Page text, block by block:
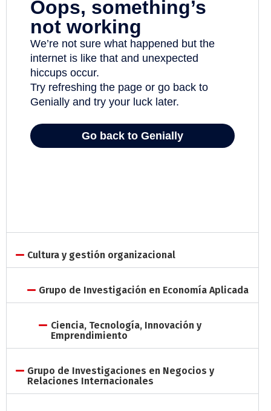
Cultura y gestión organizacional
Grupo de Investigación en Economía Aplicada
Ciencia, Tecnología, Innovación y
Emprendimiento
Grupo de Investigaciones en Negocios y
Relaciones Internacionales